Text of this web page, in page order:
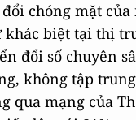
chóng mặt
khác biệt tại thị
đổi số chuyên
không tập
qua mạng của